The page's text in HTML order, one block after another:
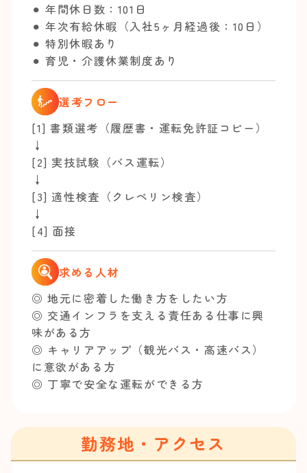
⚫︎ 年間休日数：101日
⚫︎ 年次有給休暇（入社5ヶ月経過後：10日）
⚫︎ 特別休暇あり
⚫︎ 育児・介護休業制度あり
選考フロー
[1] 書類選考（履歴書・運転免許証コピー）
↓
[2] 実技試験（バス運転）
↓
[3] 適性検査（クレペリン検査）
↓
[4] 面接
求める人材
◎ 地元に密着した働き方をしたい方
◎ 交通インフラを支える責任ある仕事に興
味がある方
◎ キャリアアップ（観光バス・高速バス）
に意欲がある方
◎ 丁寧で安全な運転ができる方
勤務地・アクセス